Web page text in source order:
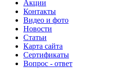
Акции
Контакты
Видео и фото
Новости
Статьи
Карта сайта
Сертификаты
Вопрос - ответ